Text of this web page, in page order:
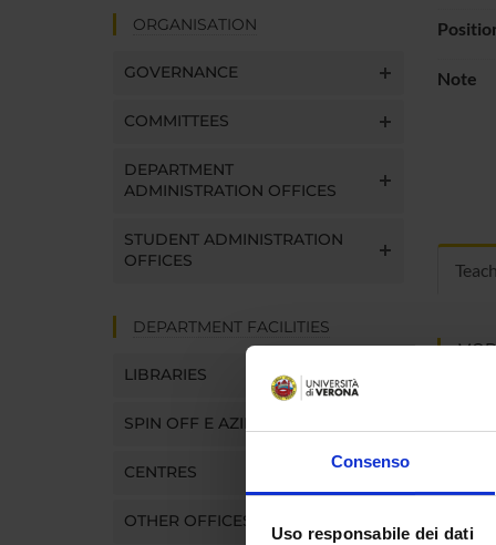
Consenso
Uso responsabile dei dati
ORGANISATION
GOVERNANCE
COMMITTEES
DEPARTMENT
ADMINISTRATION OFFICES
STUDENT ADMINISTRATION
OFFICES
DEPARTMENT FACILITIES
LIBRARIES
SPIN OFF E AZIENDE
CENTRES
OTHER OFFICES
Note